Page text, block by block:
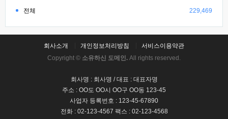
전체 229,469
회사소개 개인정보처리방침
서비스이용약관
Copyright © 소유하신 도메인. All rights reserved.
회사명 : 회사명 / 대표 : 대표자명
주소 : OO도 OO시 OO구 OO동 123-45
사업자 등록번호 : 123-45-67890
전화 : 02-123-4567 팩스 : 02-123-4568